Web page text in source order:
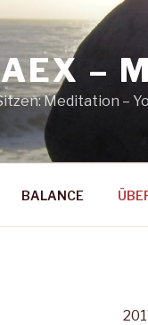
–
Meditation –
BALANCE